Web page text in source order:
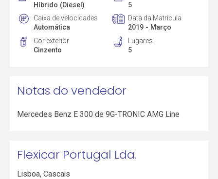
Híbrido (Diesel)
5
Caixa de velocidades
Automática
Data da Matrícula
2019 - Março
Cor exterior
Cinzento
Lugares
5
Notas do vendedor
Mercedes Benz E 300 de 9G-TRONIC AMG Line
Flexicar Portugal Lda.
Lisboa,Cascais